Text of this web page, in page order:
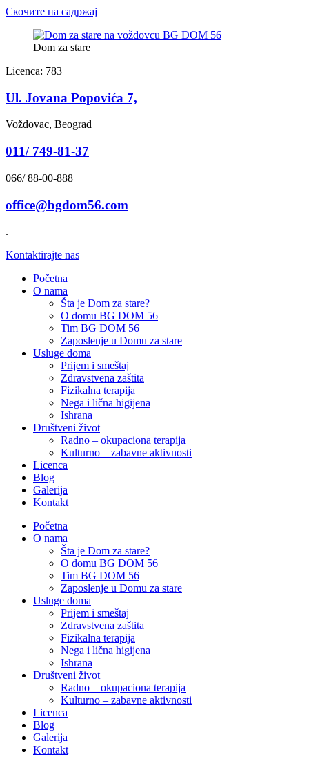
Скочите на садржај
Dom za stare
Licenca: 783
Ul. Jovana Popovića 7,
Voždovac, Beograd
011/ 749-81-37
066/ 88-00-888
office@bgdom56.com
.
Kontaktirajte nas
Početna
O nama
Šta je Dom za stare?
O domu BG DOM 56
Tim BG DOM 56
Zaposlenje u Domu za stare
Usluge doma
Prijem i smeštaj
Zdravstvena zaštita
Fizikalna terapija
Nega i lična higijena
Ishrana
Društveni život
Radno – okupaciona terapija
Kulturno – zabavne aktivnosti
Licenca
Blog
Galerija
Kontakt
Početna
O nama
Šta je Dom za stare?
O domu BG DOM 56
Tim BG DOM 56
Zaposlenje u Domu za stare
Usluge doma
Prijem i smeštaj
Zdravstvena zaštita
Fizikalna terapija
Nega i lična higijena
Ishrana
Društveni život
Radno – okupaciona terapija
Kulturno – zabavne aktivnosti
Licenca
Blog
Galerija
Kontakt